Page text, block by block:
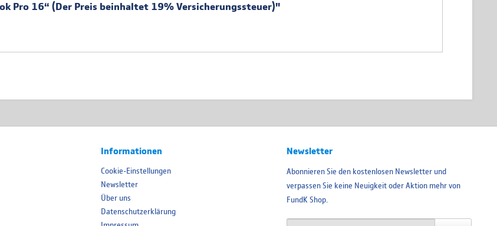
Pro 16“ (Der Preis beinhaltet 19% Versicherungssteuer)"
Informationen
Cookie-Einstellungen
Newsletter
Über uns
Datenschutzerklärung
Newsletter
Abonnieren Sie den kostenlosen Newsletter und
verpassen Sie keine Neuigkeit oder Aktion mehr von
FundK Shop.